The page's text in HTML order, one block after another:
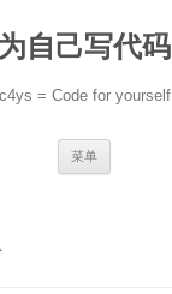
为自己写代码
c4ys = Code for yourself
菜单